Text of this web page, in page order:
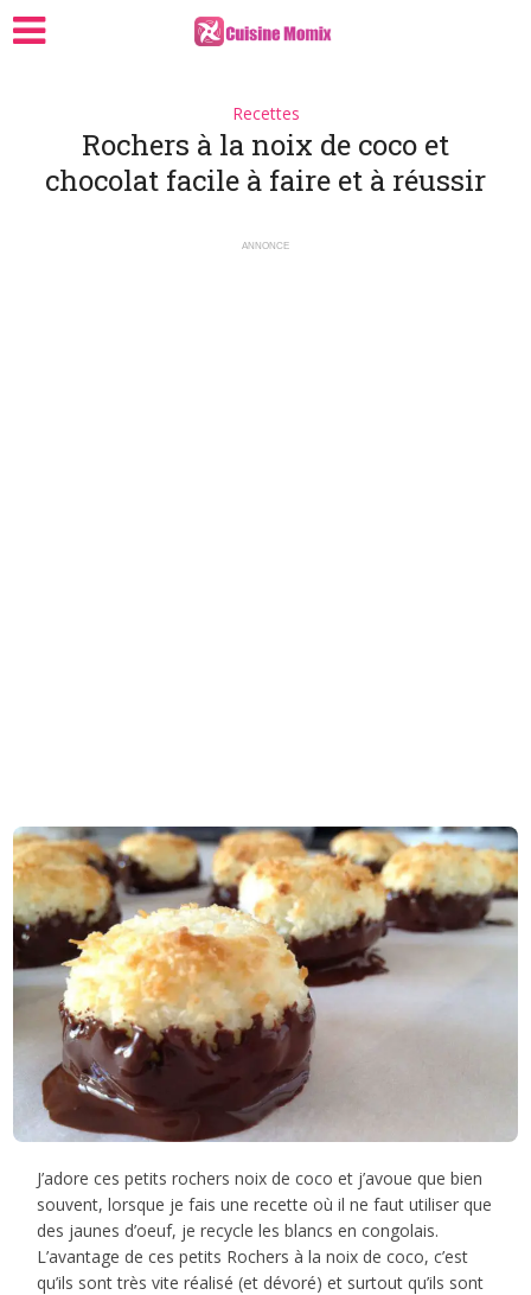
Recettes
Rochers à la noix de coco et
chocolat facile à faire et à réussir
ANNONCE
J’adore ces petits rochers noix de coco et j’avoue que bien
souvent, lorsque je fais une recette où il ne faut utiliser que
des jaunes d’oeuf, je recycle les blancs en congolais.
L’avantage de ces petits Rochers à la noix de coco, c’est
qu’ils sont très vite réalisé (et dévoré) et surtout qu’ils sont